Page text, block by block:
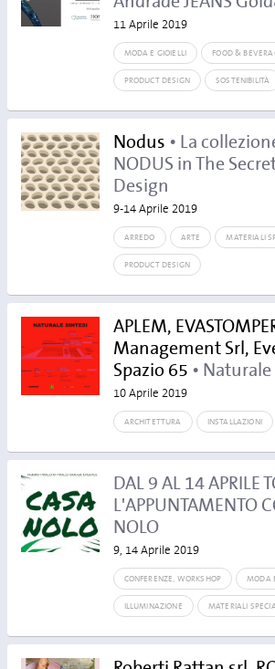
11 Aprile 2019
MODA E GIOIELLI FOOD &
PRODUCT DESIGN SOSTENIBILITÀ
Nodus • La
NODUS in The
Design
9-14 Aprile 2019
ARREDO ARTE MATERIALI
PRODUCT DESIGN
APLEM,
Management Srl,
Spazio 65 •
10 Aprile 2019
ARCHITETTURA INSTALLAZIONI
DAL 9 AL 14 APRILE
L'APPUNTAMENTO
NOLO
9, 14 Aprile 2019
CONFERENZE, WORKSHOP MODA
ILLUMINAZIONE MATERIALI